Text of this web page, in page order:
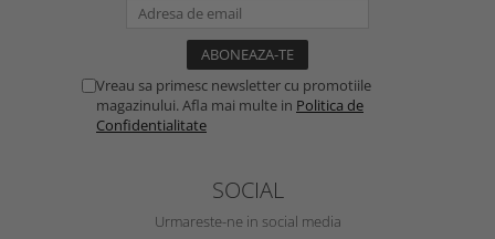
Vreau sa primesc newsletter cu promotiile
magazinului. Afla mai multe in Politica de
Confidentialitate
SOCIAL
Urmareste-ne in social media